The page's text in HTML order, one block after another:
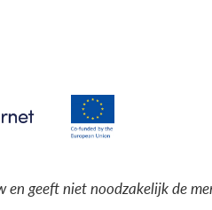
geeft niet noodzakelijk de